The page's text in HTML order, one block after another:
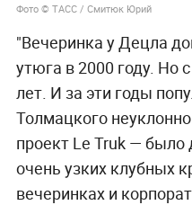
Фото © ТАСС / Смитюк Юрий
"Вечеринка у Децла
утюга в 2000 году. Но
лет. И за эти годы
Толмацкого
проект Le Truk — было
очень узких клубных
вечеринках и